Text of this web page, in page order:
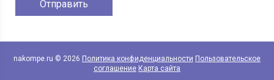
nakompe.ru © 2026 Политика конфиденциальности Пользовательское
соглашение Карта сайта